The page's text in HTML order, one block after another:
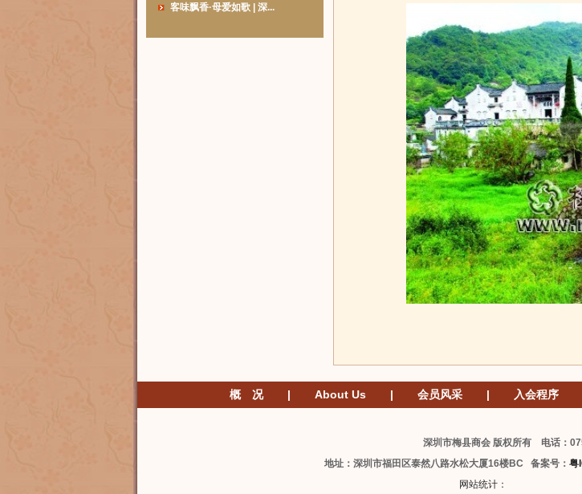
客味飘香·母爱如歌 | 深...
概 况 | About Us | 会员风采 | 入会程序
深圳市梅县商会 版权所有 电话：
地址：深圳市福田区泰然八路水松大厦16楼BC 备案号： 粤
网站统计：